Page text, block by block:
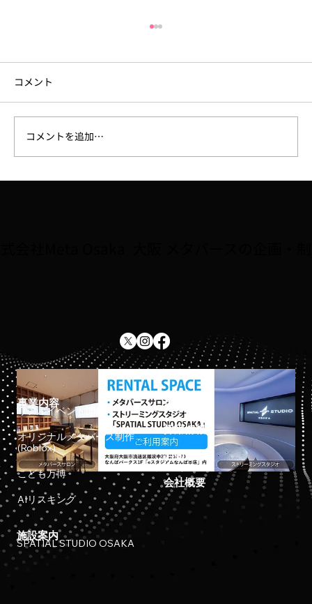
コメント
コメントを追加…
事業内容
リアルイベント開催
オリジナルメタバース制作
(Roblox)
こども万博
AIリスキング
施設案内
SPATIAL STUDIO OSAKA
ホーム
採用情報
お知らせ
会社概要